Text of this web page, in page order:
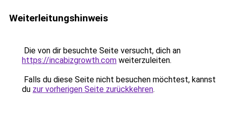
Weiterleitungshinweis
Die von dir besuchte Seite versucht, dich an
https://incabizgrowth.com weiterzuleiten.
Falls du diese Seite nicht besuchen möchtest, kannst
du zur vorherigen Seite zurückkehren.